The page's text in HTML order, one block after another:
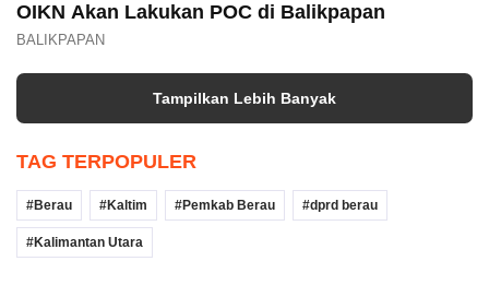
OIKN Akan Lakukan POC di Balikpapan
BALIKPAPAN
Tampilkan Lebih Banyak
TAG TERPOPULER
Berau Kaltim Pemkab Berau dprd berau
Kalimantan Utara